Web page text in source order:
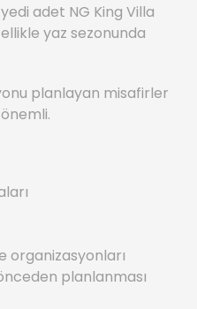
adet NG King Villa
yaz sezonunda
planlayan misafirler
organizasyonları
planlanması